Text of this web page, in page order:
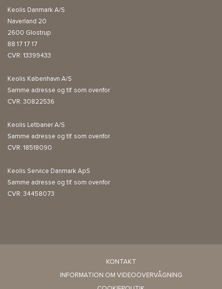
Keolis Danmark A/S
Naverland 20
2600 Glostrup
88 17 17 17
CVR: 13399433
Keolis København A/S
Samme adresse og tlf. som ovenfor
CVR: 30822536
Keolis Letbaner A/S
Samme adresse og tlf. som ovenfor
CVR: 18518090
Keolis Service Danmark ApS
Samme adresse og tlf. som ovenfor
CVR: 34458073
KONTAKT
INFORMATION OM VIDEOOVERVÅGNING